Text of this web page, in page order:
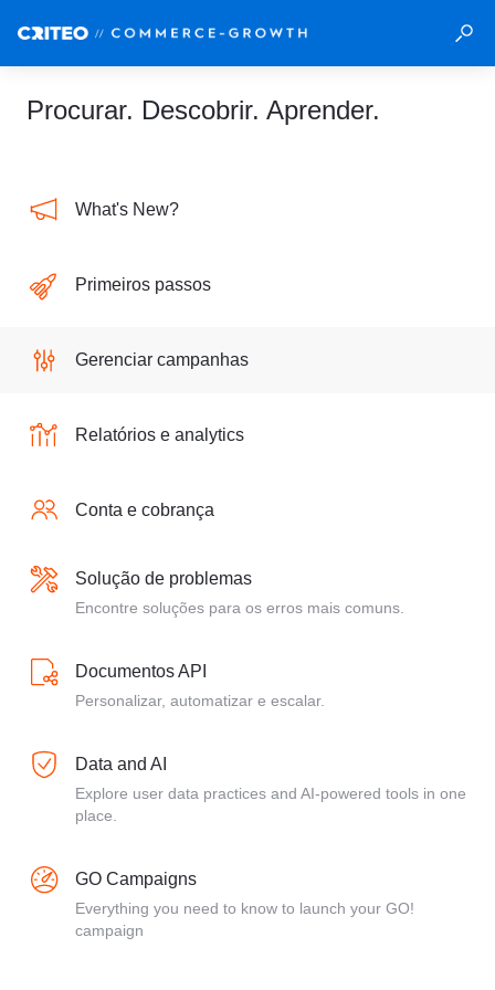
Procurar. Descobrir. Aprender.
What's New?
Primeiros passos
Gerenciar campanhas
Relatórios e analytics
Conta e cobrança
Solução de problemas
Encontre soluções para os erros mais comuns.
Documentos API
Personalizar, automatizar e escalar.
Data and AI
Explore user data practices and AI-powered tools in one
place.
GO Campaigns
Everything you need to know to launch your GO!
campaign